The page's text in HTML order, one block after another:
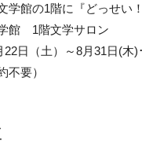
学館の1階に『どっせい
館 1階文学サロン
22日（土）～8月31日(木)
不要）